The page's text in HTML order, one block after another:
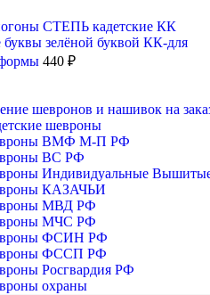
СТЕПЬ кадетские КК
зелёной буквой КК-для
440 ₽
шевронов и нашивок на
шевроны
ВМФ М-П РФ
ВС РФ
Индивидуальные
КАЗАЧЬИ
МВД РФ
МЧС РФ
ФСИН РФ
ФССП РФ
Росгвардия РФ
охраны